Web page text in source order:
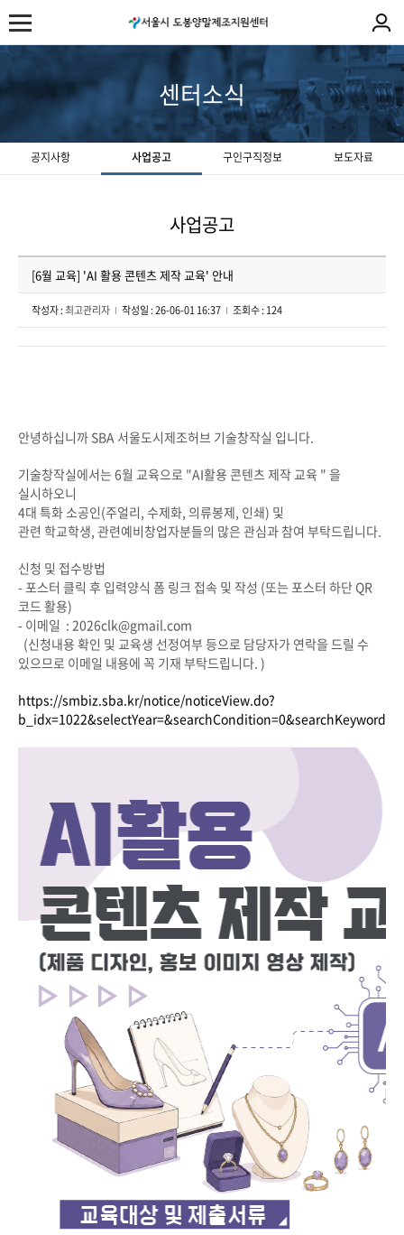
센터소식
공지사항 사업공고 구인구직정보 보도자료
사업공고
[6월 교육] 'AI 활용 콘텐츠 제작 교육' 안내
작성자 :최고관리자 작성일 : 26-06-01 16:37 조회수 : 124
안녕하십니까 SBA 서울도시제조허브 기술창작실 입니다.
기술창작실에서는 6월 교육으로 "AI활용 콘텐츠 제작 교육 " 을
실시하오니
4대 특화 소공인(주얼리, 수제화, 의류봉제, 인쇄) 및
관련 학교학생, 관련예비창업자분들의 많은 관심과 참여 부탁드립니다.
신청 및 접수방법
- 포스터 클릭 후 입력양식 폼 링크 접속 및 작성 (또는 포스터 하단 QR
코드 활용)
- 이메일 : 2026clk@gmail.com
(신청내용 확인 및 교육생 선정여부 등으로 담당자가 연락을 드릴 수
있으므로 이메일 내용에 꼭 기재 부탁드립니다. )
https://smbiz.sba.kr/notice/noticeView.do?